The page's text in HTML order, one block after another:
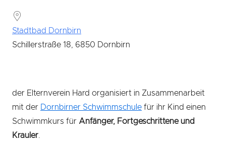
Stadtbad Dornbirn
Schillerstraße 18, 6850 Dornbirn
der Elternverein Hard organisiert in Zusammenarbeit
mit der
Dornbirner Schwimmschule für ihr Kind einen
Schwimmkurs für Anfänger, Fortgeschrittene und
Krauler